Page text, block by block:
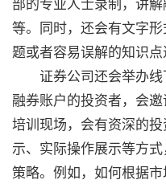
部的专业人士录制，讲
等。同时，还会有文字
题或者容易误解的知识点
证券公司还会举办
融券账户的投资者，会
培训现场，会有资深的
示、实际操作展示等方
策略。例如，如何根据